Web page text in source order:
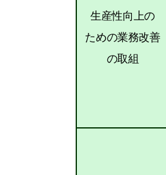
生産性向上の
ための業務改善
の取組